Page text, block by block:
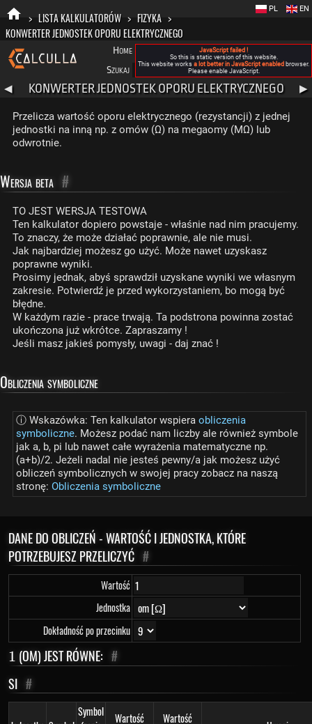
> LISTA KALKULATORÓW > FIZYKA >
KONWERTER JEDNOSTEK OPORU ELEKTRYCZNEGO
Home FAQ Nowa Calculla
Szukaj
Kategorie
EN
PL
◀ KONWERTER JEDNOSTEK OPORU ELEKTRYCZNEGO ▶
Przelicza wartość oporu elektrycznego (rezystancji) z jednej
jednostki na inną np. z omów (Ω) na megaomy (MΩ) lub
odwrotnie.
Wersja beta #
TO JEST WERSJA TESTOWA
Ten kalkulator dopiero powstaje - właśnie nad nim pracujemy.
To znaczy, że może działać poprawnie, ale nie musi.
Jak najbardziej możesz go użyć. Może nawet uzyskasz
poprawne wyniki.
Prosimy jednak, abyś sprawdził uzyskane wyniki we własnym
zakresie. Potwierdź je przed wykorzystaniem, bo mogą być
błędne.
W każdym razie - prace trwają. Ta podstrona powinna zostać
ukończona już wkrótce. Zapraszamy !
Jeśli masz jakieś pomysły, uwagi - daj znać !
Obliczenia symboliczne
ⓘ Wskazówka: Ten kalkulator wspiera obliczenia
symboliczne. Możesz podać nam liczby ale również symbole
jak a, b, pi lub nawet całe wyrażenia matematyczne np.
(a+b)/2. Jeżeli nadal nie jesteś pewny/a jak możesz użyć
obliczeń symbolicznych w swojej pracy zobacz na naszą
stronę: Obliczenia symboliczne
DANE DO OBLICZEŃ - WARTOŚĆ I JEDNOSTKA, KTÓRE
POTRZEBUJESZ PRZELICZYĆ #
Wartość
Jednostka
Dokładność po przecinku
1
1 (OM) JEST RÓWNE: #
SI #
Symbol
Wartość
Wartość
JavaScript failed !
So this is static version of this website.
This website works a lot better in JavaScript enabled browser.
Please enable JavaScript.